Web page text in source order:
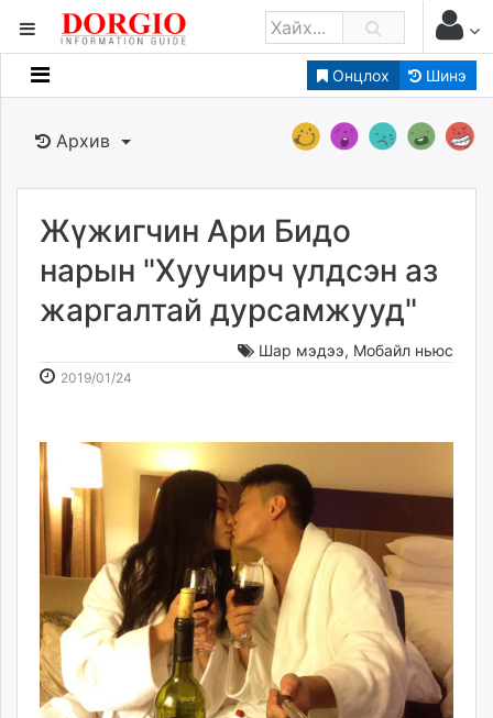
Онцлох Шинэ
Мэдээллийн
Банк санхүү
Бизнес ААН
Төрийн
Нийслэлийн
dorgio.mn
caak.mn
Baabar.mn
tovch.mn
ikon.mn
mnb.mn
Livetv.mn
Eguur.mn
24tsag.mn
shuud.mn
eagle.mn
ergelt.mn
Архив
Жүжигчин Ари Бидо
нарын "Хуучирч үлдсэн аз
жаргалтай дурсамжууд"
Шар мэдээ, Мобайл ньюс
2019/01/24
15:59:49
09:10:18